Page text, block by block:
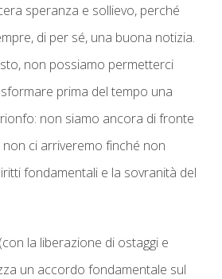
speranza e sollievo, perché
di per sé, una buona notizia.
non possiamo permetterci
prima del tempo una
non siamo ancora di fronte
non ci arriveremo finché non
fondamentali e la sovranità del
la liberazione di ostaggi e
un accordo fondamentale sul